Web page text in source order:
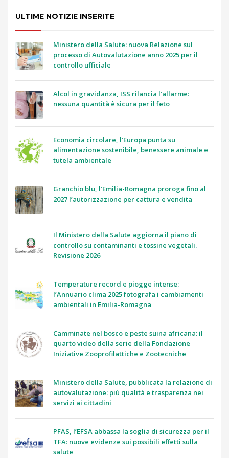
ULTIME NOTIZIE INSERITE
Ministero della Salute: nuova Relazione sul
processo di Autovalutazione anno 2025 per il
controllo ufficiale
Alcol in gravidanza, ISS rilancia l’allarme:
nessuna quantità è sicura per il feto
Economia circolare, l’Europa punta su
alimentazione sostenibile, benessere animale e
tutela ambientale
Granchio blu, l’Emilia-Romagna proroga fino al
2027 l’autorizzazione per cattura e vendita
Il Ministero della Salute aggiorna il piano di
controllo su contaminanti e tossine vegetali.
Revisione 2026
Temperature record e piogge intense:
l’Annuario clima 2025 fotografa i cambiamenti
ambientali in Emilia-Romagna
Camminate nel bosco e peste suina africana: il
quarto video della serie della Fondazione
Iniziative Zooprofilattiche e Zootecniche
Ministero della Salute, pubblicata la relazione di
autovalutazione: più qualità e trasparenza nei
servizi ai cittadini
PFAS, l’EFSA abbassa la soglia di sicurezza per il
TFA: nuove evidenze sui possibili effetti sulla
salute